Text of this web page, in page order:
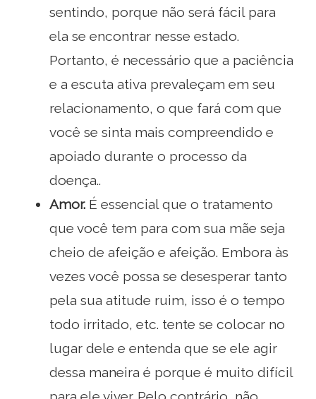
sentindo, porque não será fácil para
ela se encontrar nesse estado.
Portanto, é necessário que a paciência
e a escuta ativa prevaleçam em seu
relacionamento, o que fará com que
você se sinta mais compreendido e
apoiado durante o processo da
doença..
Amor. É essencial que o tratamento
que você tem para com sua mãe seja
cheio de afeição e afeição. Embora às
vezes você possa se desesperar tanto
pela sua atitude ruim, isso é o tempo
todo irritado, etc. tente se colocar no
lugar dele e entenda que se ele agir
dessa maneira é porque é muito difícil